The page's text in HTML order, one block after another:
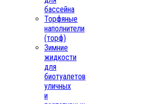
бассейна
Торфяные
наполнители
(торф)
Зимние
жидкости
для
биотуалетов
уличных
и